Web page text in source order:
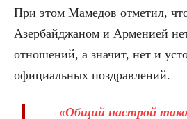
При этом Мамедов отметил,
Азербайджаном и Арменией
отношений, а значит, нет и
официальных поздравлений.
«Общий настрой